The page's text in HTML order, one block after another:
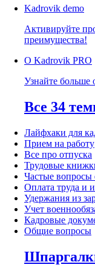
Kadrovik demo
Активируйте
преимущества!
О Kadrovik PRO
Узнайте больше
Все 34
Лайфхаки для
Прием на работу
Все про отпуска
Трудовые
Частые
Оплата труда и
Удержания из
Учет
Кадровые
Общие вопросы